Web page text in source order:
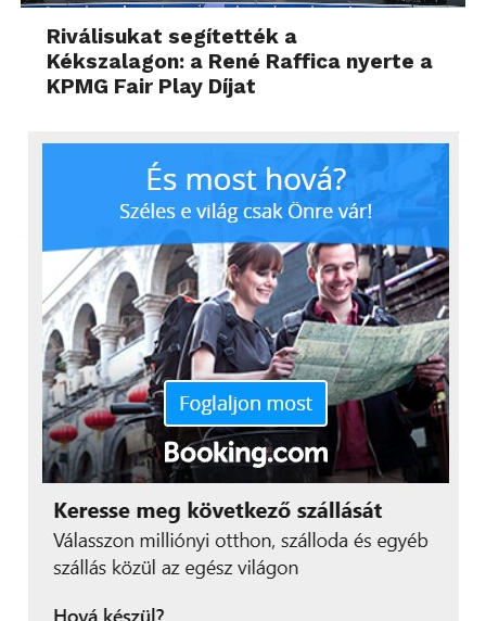
Riválisukat segítették a
Kékszalagon: a René Raffica nyerte a
KPMG Fair Play Díjat